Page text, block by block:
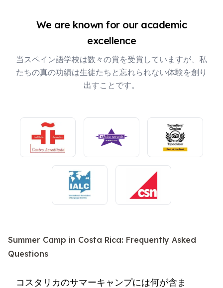
We are known for our academic
excellence
当スペイン語学校は数々の賞を受賞していますが、私
たちの真の功績は生徒たちと忘れられない体験を創り
出すことです。
Summer Camp in Costa Rica: Frequently Asked
Questions
コスタリカのサマーキャンプには何が含ま